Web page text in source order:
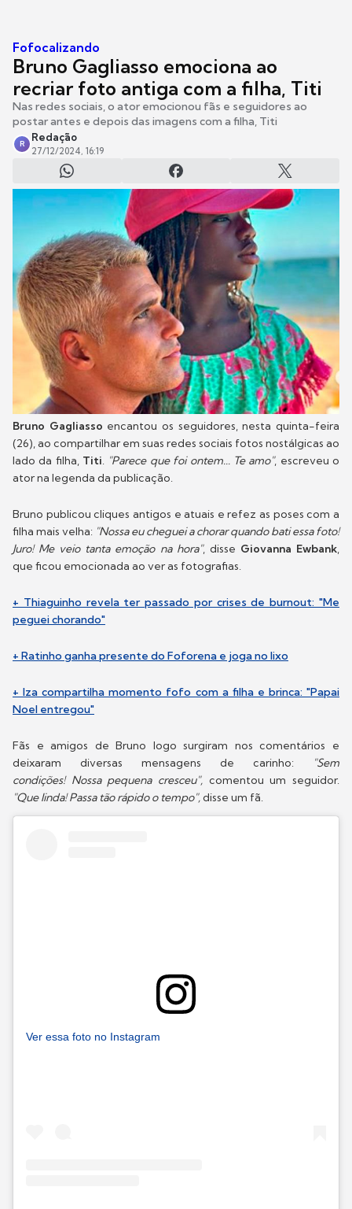
Fofocalizando
Bruno Gagliasso emociona ao
recriar foto antiga com a filha, Titi
Nas redes sociais, o ator emocionou fãs e seguidores ao
postar antes e depois das imagens com a filha, Titi
R
Redação
27/12/2024, 16:19
Bruno Gagliasso encantou os seguidores, nesta quinta-feira
(26), ao compartilhar em suas redes sociais fotos nostálgicas ao
lado da filha, Titi. "Parece que foi ontem... Te amo", escreveu o
ator na legenda da publicação.
Bruno publicou cliques antigos e atuais e refez as poses com a
filha mais velha: "Nossa eu cheguei a chorar quando bati essa foto!
Juro! Me veio tanta emoção na hora", disse Giovanna Ewbank,
que ficou emocionada ao ver as fotografias.
+ Thiaguinho revela ter passado por crises de burnout: "Me
peguei chorando"
+ Ratinho ganha presente do Foforena e joga no lixo
+ Iza compartilha momento fofo com a filha e brinca: "Papai
Noel entregou"
Fãs e amigos de Bruno logo surgiram nos comentários e
deixaram diversas mensagens de carinho:
"Sem
condições! Nossa pequena cresceu", comentou um seguidor.
"Que linda! Passa tão rápido o tempo",disse um fã.
Ver essa foto no Instagram